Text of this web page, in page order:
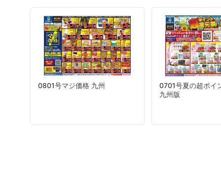
0801号マジ価格 九州
0701号夏の超ポイ
九州版